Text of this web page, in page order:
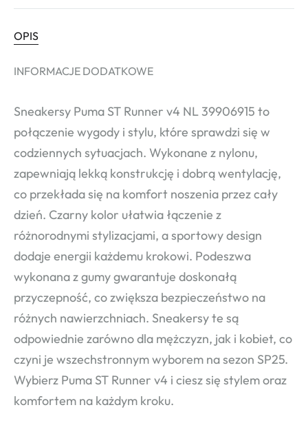
OPIS
INFORMACJE DODATKOWE
Sneakersy Puma ST Runner v4 NL 39906915 to
połączenie wygody i stylu, które sprawdzi się w
codziennych sytuacjach. Wykonane z nylonu,
zapewniają lekką konstrukcję i dobrą wentylację,
co przekłada się na komfort noszenia przez cały
dzień. Czarny kolor ułatwia łączenie z
różnorodnymi stylizacjami, a sportowy design
dodaje energii każdemu krokowi. Podeszwa
wykonana z gumy gwarantuje doskonałą
przyczepność, co zwiększa bezpieczeństwo na
różnych nawierzchniach. Sneakersy te są
odpowiednie zarówno dla mężczyzn, jak i kobiet, co
czyni je wszechstronnym wyborem na sezon SP25.
Wybierz Puma ST Runner v4 i ciesz się stylem oraz
komfortem na każdym kroku.